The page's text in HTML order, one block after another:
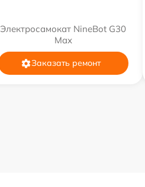
Электросамокат NineBot G30
Max
Заказать ремонт